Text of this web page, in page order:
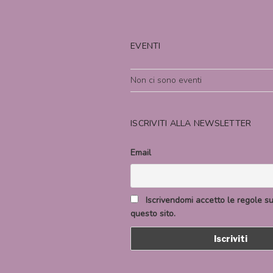
EVENTI
Non ci sono eventi
ISCRIVITI ALLA NEWSLETTER
Email
Iscrivendomi accetto le regole
questo sito.